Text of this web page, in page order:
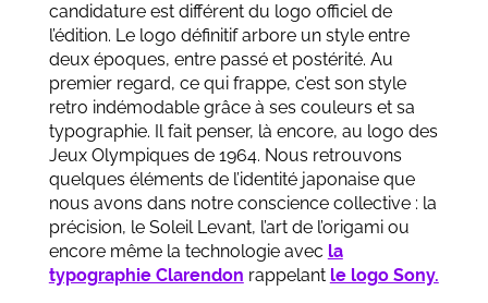
candidature est différent du logo officiel de
l’édition. Le logo définitif arbore un style entre
deux époques, entre passé et postérité. Au
premier regard, ce qui frappe, c’est son style
retro indémodable grâce à ses couleurs et sa
typographie. Il fait penser, là encore, au logo des
Jeux Olympiques de 1964. Nous retrouvons
quelques éléments de l’identité japonaise que
nous avons dans notre conscience collective : la
précision, le Soleil Levant, l’art de l’origami ou
encore même la technologie avec la
typographie Clarendon rappelant le logo Sony.